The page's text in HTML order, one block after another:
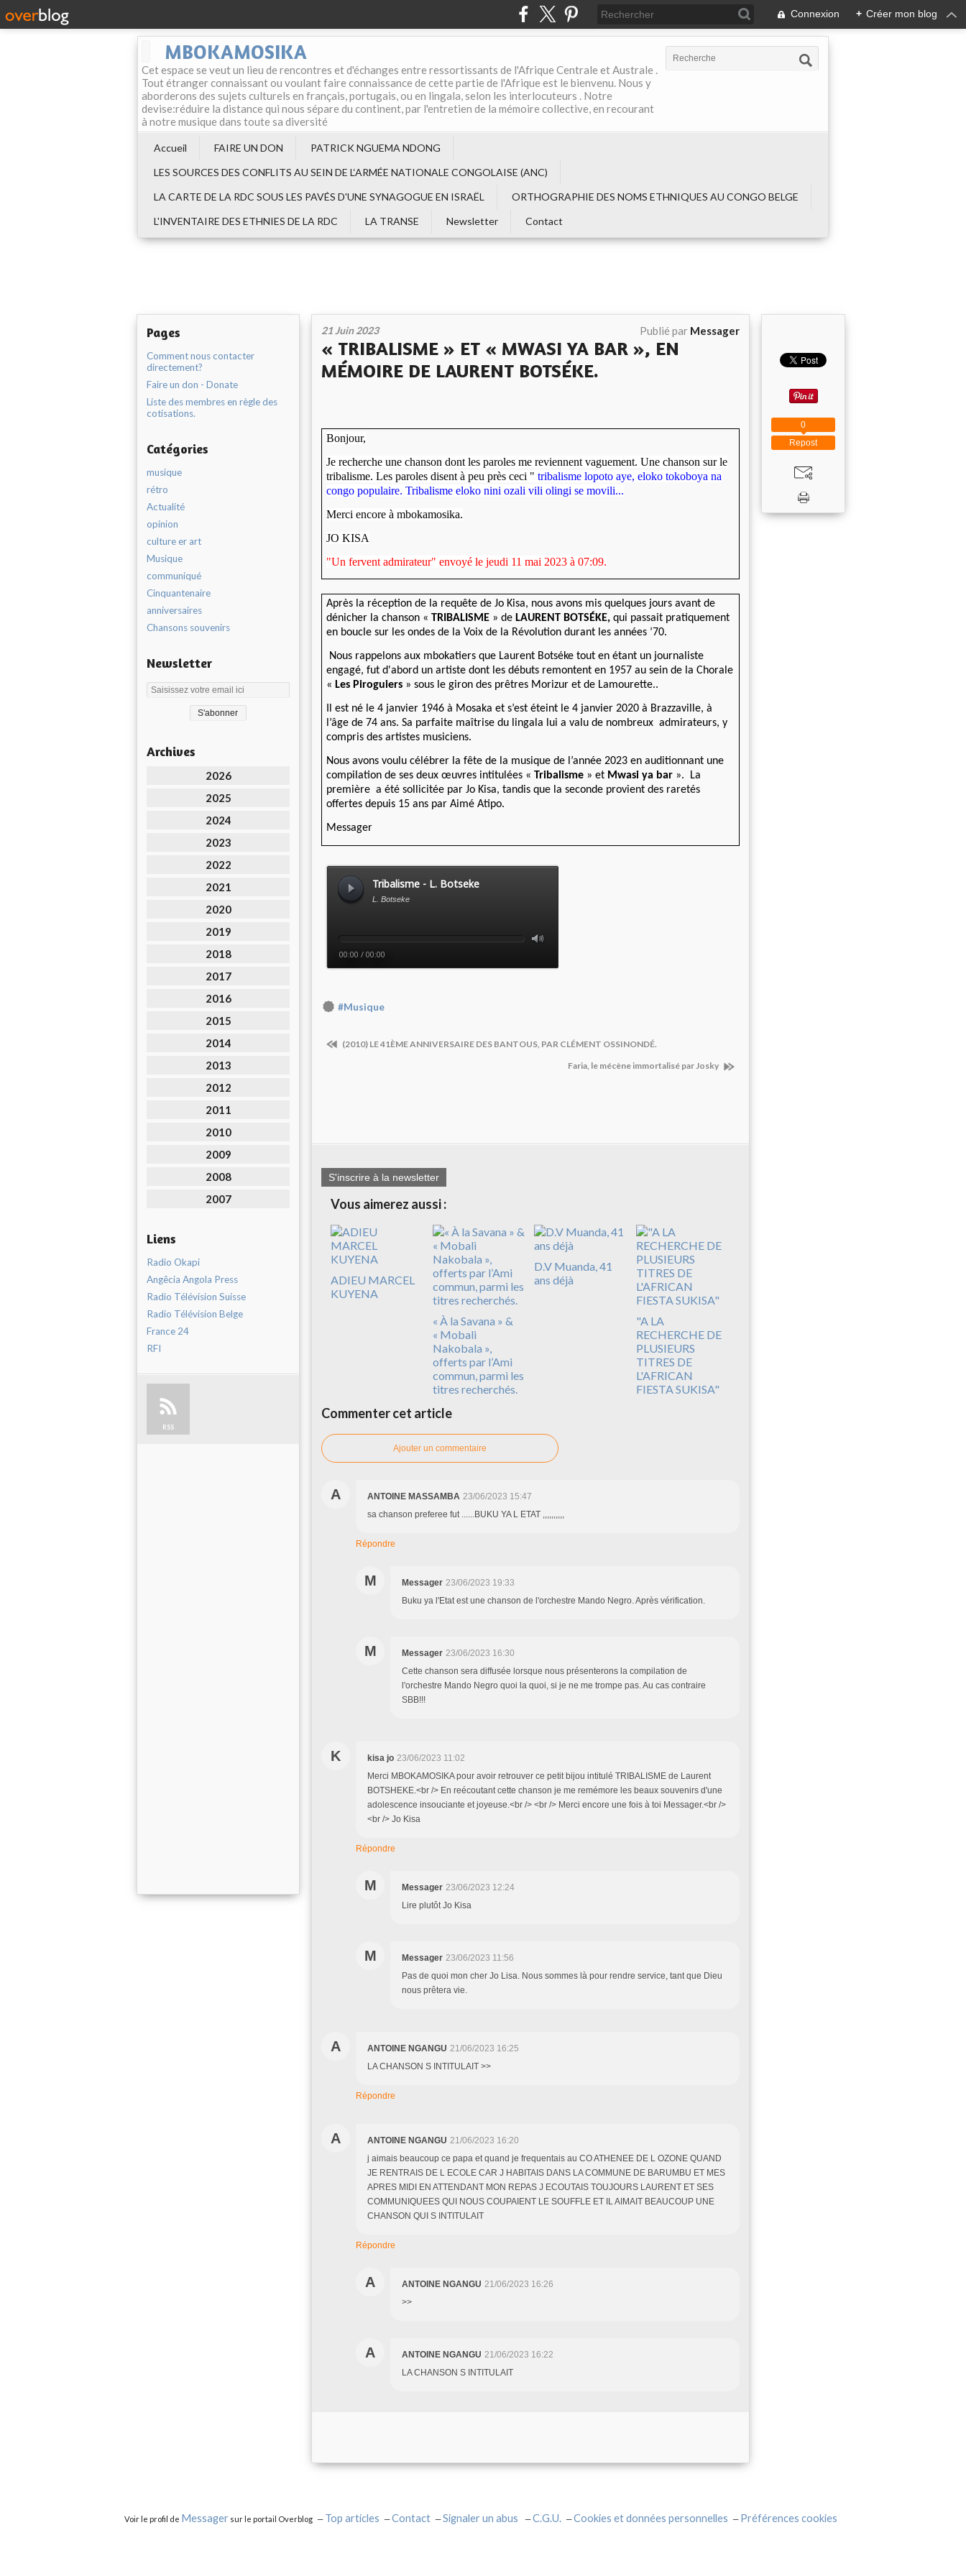
Connexion + Créer mon blog
MBOKAMOSIKA
Cet espace se veut un lieu de rencontres et d'échanges entre ressortissants de l'Afrique Centrale et Australe .
Tout étranger connaissant ou voulant faire connaissance de cette partie de l'Afrique est le bienvenu. Nous y
aborderons des sujets culturels en français, portugais, ou en lingala, selon les interlocuteurs . Notre
devise:réduire la distance qui nous sépare du continent, par l'entretien de la mémoire collective, en recourant
à notre musique dans toute sa diversité
Accueil FAIRE UN DON
PATRICK NGUEMA NDONG
LES SOURCES DES CONFLITS AU SEIN DE L‘ARMÉE NATIONALE CONGOLAISE (ANC)
LA CARTE DE LA RDC SOUS LES PAVÉS D'UNE SYNAGOGUE EN ISRAËL
ORTHOGRAPHIE DES NOMS ETHNIQUES AU CONGO BELGE
L'INVENTAIRE DES ETHNIES DE LA RDC
LA TRANSE Newsletter Contact
Pages
Comment nous contacter
directement?
Faire un don - Donate
Liste des membres en règle des
cotisations.
Catégories
musique
rétro
Actualité
opinion
culture er art
Musique
communiqué
Cinquantenaire
anniversaires
Chansons souvenirs
Newsletter
Archives
2026
2025
2024
2023
2022
2021
2020
2019
2018
2017
2016
2015
2014
2013
2012
2011
2010
2009
2008
2007
Liens
Radio Okapi
Angêcia Angola Press
Radio Télévision Suisse
Radio Télévision Belge
France 24
RFI
RSS
21 Juin 2023 Publié par Messager
« TRIBALISME » ET « MWASI YA BAR », EN
MÉMOIRE DE LAURENT BOTSÉKE.
Bonjour,
Je recherche une chanson dont les paroles me reviennent vaguement. Une chanson sur le
tribalisme. Les paroles disent à peu près ceci " tribalisme lopoto aye, eloko tokoboya na
congo populaire. Tribalisme eloko nini ozali vili olingi se movili...
Merci encore à mbokamosika.
JO KISA
"Un fervent admirateur" envoyé le jeudi 11 mai 2023 à 07:09.
Après la réception de la requête de Jo Kisa, nous avons mis quelques jours avant de
dénicher la chanson « TRIBALISME» de LAURENT BOTSÉKE,qui passait pratiquement
en boucle sur les ondes de la Voix de la Révolution durant les années ’70.
Nous rappelons aux mbokatiers que Laurent Botséke tout en étant un journaliste
engagé, fut d'abord un artiste dont les débuts remontent en 1957 au sein de la Chorale
« Les Piroguiers» sous le giron des prêtres Morizur et de Lamourette..
Il est né le 4 janvier 1946 à Mosaka et s’est éteint le 4 janvier 2020 à Brazzaville, à
l’âge de 74 ans. Sa parfaite maîtrise du lingala lui a valu de nombreux admirateurs, y
compris des artistes musiciens.
Nous avons voulu célébrer la fête de la musique de l’année 2023 en auditionnant une
compilation de ses deux œuvres intitulées « Tribalisme» et Mwasi ya bar». La
première a été sollicitée par Jo Kisa, tandis que la seconde provient des raretés
offertes depuis 15 ans par Aimé Atipo.
Messager
#Musique
(2010) LE 41ÈME ANNIVERSAIRE DES BANTOUS, PAR CLÉMENT OSSINONDÉ.
Faria, le mécène immortalisé par Josky
S'inscrire à la newsletter
Vous aimerez aussi :
ADIEU MARCEL
KUYENA
« À la Savana » &
« Mobali
Nakobala »,
offerts par l’Ami
commun, parmi les
titres recherchés.
D.V Muanda, 41
ans déjà
"A LA
RECHERCHE DE
PLUSIEURS
TITRES DE
L'AFRICAN
FIESTA SUKISA"
Commenter cet article
Ajouter un commentaire
A ANTOINE MASSAMBA 23/06/2023 15:47
sa chanson preferee fut ......BUKU YA L ETAT ,,,,,,,,,,
Répondre
M Messager 23/06/2023 19:33
Buku ya l'Etat est une chanson de l'orchestre Mando Negro. Après vérification.
M Messager 23/06/2023 16:30
Cette chanson sera diffusée lorsque nous présenterons la compilation de
l'orchestre Mando Negro quoi la quoi, si je ne me trompe pas. Au cas contraire
SBB!!!
K kisa jo 23/06/2023 11:02
Merci MBOKAMOSIKA pour avoir retrouver ce petit bijou intitulé TRIBALISME de Laurent
BOTSHEKE.<br /> En reécoutant cette chanson je me remémore les beaux souvenirs d'une
adolescence insouciante et joyeuse.<br /> <br /> Merci encore une fois à toi Messager.<br />
<br /> Jo Kisa
Répondre
M Messager 23/06/2023 12:24
Lire plutôt Jo Kisa
M Messager 23/06/2023 11:56
Pas de quoi mon cher Jo Lisa. Nous sommes là pour rendre service, tant que Dieu
nous prêtera vie.
A ANTOINE NGANGU 21/06/2023 16:25
LA CHANSON S INTITULAIT >>
Répondre
A ANTOINE NGANGU 21/06/2023 16:20
j aimais beaucoup ce papa et quand je frequentais au CO ATHENEE DE L OZONE QUAND
JE RENTRAIS DE L ECOLE CAR J HABITAIS DANS LA COMMUNE DE BARUMBU ET MES
APRES MIDI EN ATTENDANT MON REPAS J ECOUTAIS TOUJOURS LAURENT ET SES
COMMUNIQUEES QUI NOUS COUPAIENT LE SOUFFLE ET IL AIMAIT BEAUCOUP UNE
CHANSON QUI S INTITULAIT
Répondre
A ANTOINE NGANGU 21/06/2023 16:26
>>
A ANTOINE NGANGU 21/06/2023 16:22
LA CHANSON S INTITULAIT
Repost
0
Voir le profil de Messager sur le portail Overblog Top articles Contact Signaler un abus C.G.U. Cookies et données personnelles Préférences cookies